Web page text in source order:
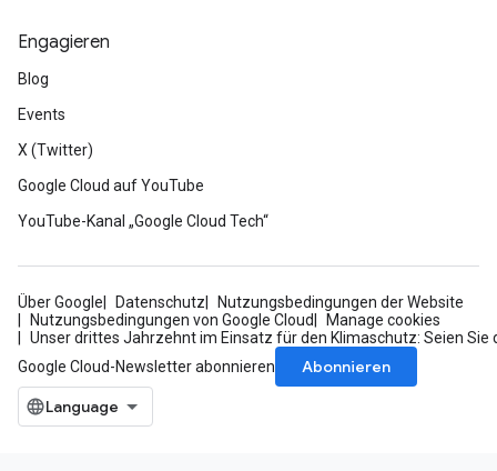
Engagieren
Blog
Events
X (Twitter)
Google Cloud auf YouTube
YouTube-Kanal „Google Cloud Tech“
Über Google Datenschutz
Nutzungsbedingungen der Website
Nutzungsbedingungen von Google Cloud
Manage cookies
Unser drittes Jahrzehnt im Einsatz für den Klimaschutz: Seien Sie
Google Cloud-Newsletter abonnieren
Abonnieren